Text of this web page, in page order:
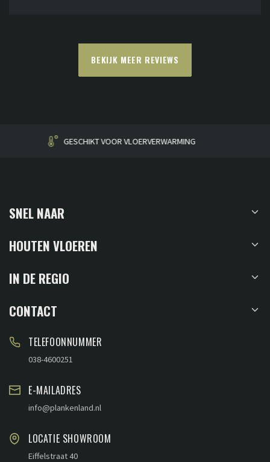
BEKIJK MEER REVIEWS
HUISGEMAAKT
SNEL NAAR
HOUTEN VLOEREN
IN DE REGIO
CONTACT
TELEFOONNUMMER
038-4600251
E-MAILADRES
info@plankenland.nl
LOCATIE SHOWROOM
Eiffelstraat 40